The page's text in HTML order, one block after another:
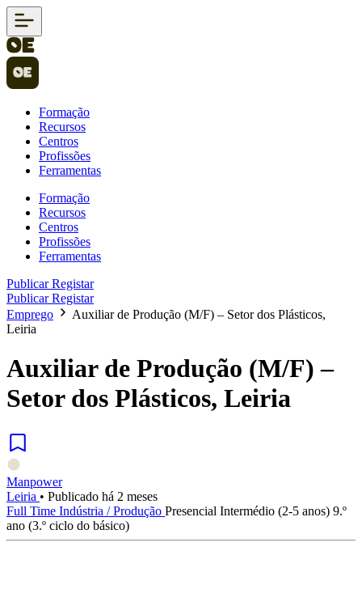
Formação
Recursos
Centros
Profissões
Ferramentas
Formação
Recursos
Centros
Profissões
Ferramentas
PublicarRegistar
PublicarRegistar
Emprego
Auxiliar de Produção (M/F) – Setor dos Plásticos,
Leiria
Auxiliar de Produção (M/F) –
Setor dos Plásticos, Leiria
Manpower
Leiria • Publicado há 2 meses
Full Time Indústria / Produção Presencial Intermédio (2-5 anos) 9.º
ano (3.º ciclo do básico)